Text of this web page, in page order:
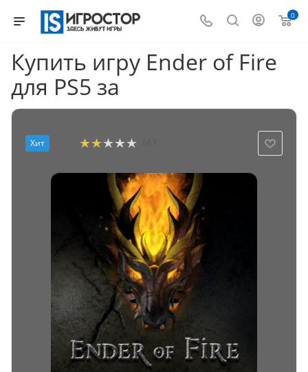
0
Купить игру Ender of Fire
для PS5 за
Хит